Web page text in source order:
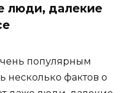
люди, далекие
популярным
несколько фактов о